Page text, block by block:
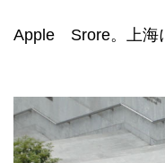
Apple Srore。上海